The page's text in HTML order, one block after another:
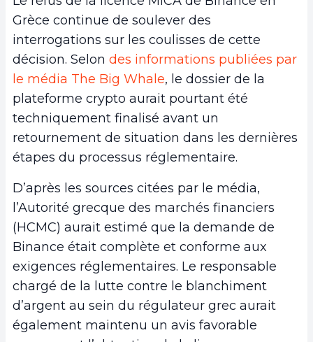
Grèce continue de soulever des
interrogations sur les coulisses de cette
décision. Selon des informations publiées par
le média The Big Whale, le dossier de la
plateforme crypto aurait pourtant été
techniquement finalisé avant un
retournement de situation dans les dernières
étapes du processus réglementaire.
D’après les sources citées par le média,
l’Autorité grecque des marchés financiers
(HCMC) aurait estimé que la demande de
Binance était complète et conforme aux
exigences réglementaires. Le responsable
chargé de la lutte contre le blanchiment
d’argent au sein du régulateur grec aurait
également maintenu un avis favorable